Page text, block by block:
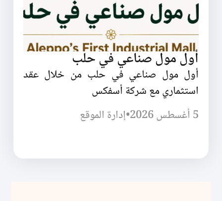
أول مول صناعي في حلب
أول مول صناعي في حلب من خلال عقد
استثماري مع شركة أسفكس
5 أغسطس 2026
•إدارة الموقع